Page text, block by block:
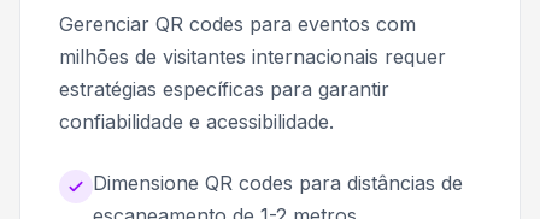
Gerenciar QR codes para eventos com
milhões de visitantes internacionais requer
estratégias específicas para garantir
confiabilidade e acessibilidade.
Dimensione QR codes para distâncias de